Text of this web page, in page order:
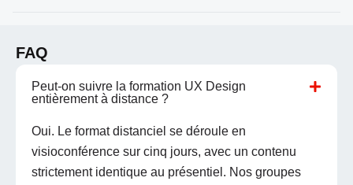
FAQ
Peut-on suivre la formation UX Design
entièrement à distance ?
Oui. Le format distanciel se déroule en
visioconférence sur cinq jours, avec un contenu
strictement identique au présentiel. Nos groupes